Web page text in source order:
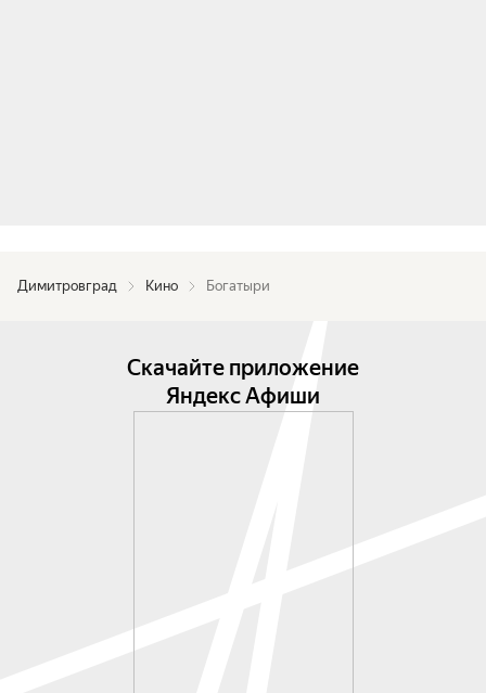
Димитровград Кино Богатыри
Скачайте приложение
Яндекс Афиши